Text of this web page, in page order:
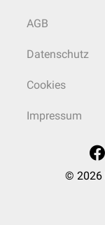
AGB
Datenschutz
Cookies
Impressum
© 2026